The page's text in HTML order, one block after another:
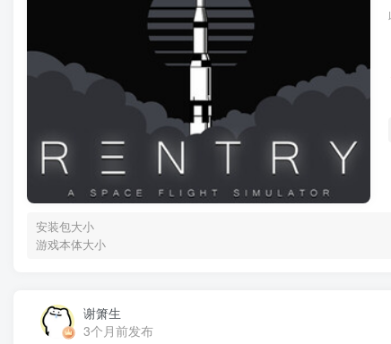
安装包大小
游戏本体大小
谢箫生
3个月前发布